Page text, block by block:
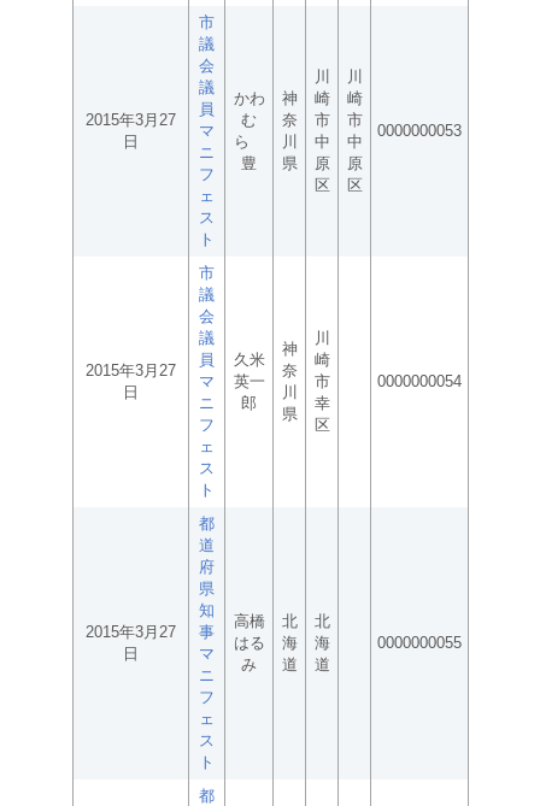
2015年3月27
日
市
議
会
議
員
マ
ニ
フ
ェ
ス
ト
かわ
む
ら
豊
神
奈
川
県
川
崎
市
中
原
区
川
崎
市
中
原
区
0000000053
2015年3月27
日
市
議
会
議
員
マ
ニ
フ
ェ
ス
ト
久米
英一
郎
神
奈
川
県
川
崎
市
幸
区
0000000054
2015年3月27
日
都
道
府
県
知
事
マ
ニ
フ
ェ
ス
ト
高橋
はる
み
北
海
道
北
海
道
0000000055
都